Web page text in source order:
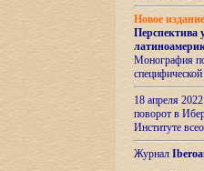
Новое
Перспектива
Монография
18 апреля
поворот в
Институте
Журнал